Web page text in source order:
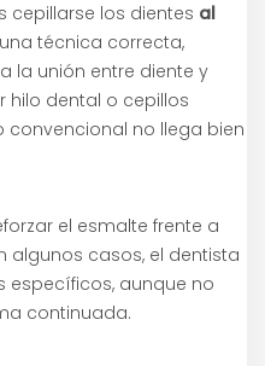
cepillarse los dientes al
técnica correcta,
la unión entre diente y
hilo dental o cepillos
convencional no llega bien
el esmalte frente a
algunos casos, el dentista
específicos, aunque no
continuada.